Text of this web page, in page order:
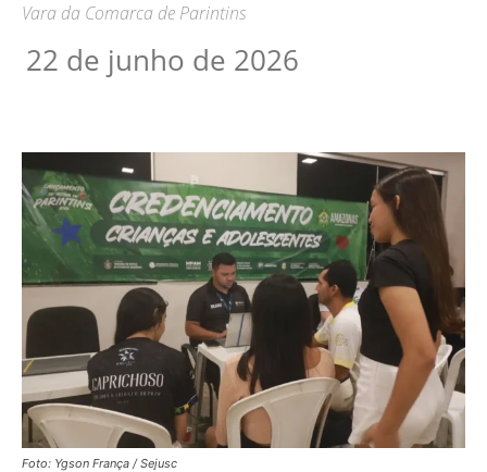
Vara da Comarca de Parintins
22 de junho de 2026
Foto: Ygson França / Sejusc